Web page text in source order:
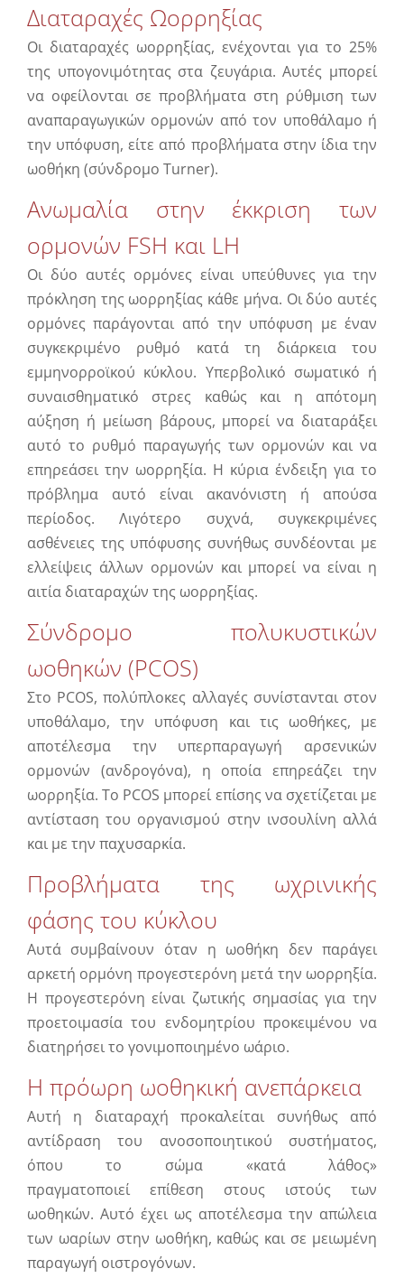
Διαταραχές Ωορρηξίας
Οι διαταραχές ωορρηξίας, ενέχονται για το 25%
της υπογονιμότητας στα ζευγάρια. Αυτές μπορεί
να οφείλονται σε προβλήματα στη ρύθμιση των
αναπαραγωγικών ορμονών από τον υποθάλαμο ή
την υπόφυση, είτε από προβλήματα στην ίδια την
ωοθήκη (σύνδρομο Turner).
Ανωμαλία στην έκκριση των
ορμονών FSH και LH
Οι δύο αυτές ορμόνες είναι υπεύθυνες για την
πρόκληση της ωορρηξίας κάθε μήνα. Οι δύο αυτές
ορμόνες παράγονται από την υπόφυση με έναν
συγκεκριμένο ρυθμό κατά τη διάρκεια του
εμμηνορροϊκού κύκλου. Υπερβολικό σωματικό ή
συναισθηματικό στρες καθώς και η απότομη
αύξηση ή μείωση βάρους, μπορεί να διαταράξει
αυτό το ρυθμό παραγωγής των ορμονών και να
επηρεάσει την ωορρηξία. Η κύρια ένδειξη για το
πρόβλημα αυτό είναι ακανόνιστη ή απούσα
περίοδος. Λιγότερο συχνά, συγκεκριμένες
ασθένειες της υπόφυσης συνήθως συνδέονται με
ελλείψεις άλλων ορμονών και μπορεί να είναι η
αιτία διαταραχών της ωορρηξίας.
Σύνδρομο πολυκυστικών
ωοθηκών (PCOS)
Στο PCOS, πολύπλοκες αλλαγές συνίστανται στον
υποθάλαμο, την υπόφυση και τις ωοθήκες, με
αποτέλεσμα την υπερπαραγωγή αρσενικών
ορμονών (ανδρογόνα), η οποία επηρεάζει την
ωορρηξία. Το PCOS μπορεί επίσης να σχετίζεται με
αντίσταση του οργανισμού στην ινσουλίνη αλλά
και με την παχυσαρκία.
Προβλήματα της ωχρινικής
φάσης του κύκλου
Αυτά συμβαίνουν όταν η ωοθήκη δεν παράγει
αρκετή ορμόνη προγεστερόνη μετά την ωορρηξία.
Η προγεστερόνη είναι ζωτικής σημασίας για την
προετοιμασία του ενδομητρίου προκειμένου να
διατηρήσει το γονιμοποιημένο ωάριο.
Η πρόωρη ωοθηκική ανεπάρκεια
Αυτή η διαταραχή προκαλείται συνήθως από
αντίδραση του ανοσοποιητικού συστήματος,
όπου το σώμα «κατά λάθος»
πραγματοποιεί επίθεση στους ιστούς των
ωοθηκών. Αυτό έχει ως αποτέλεσμα την απώλεια
των ωαρίων στην ωοθήκη, καθώς και σε μειωμένη
παραγωγή οιστρογόνων.